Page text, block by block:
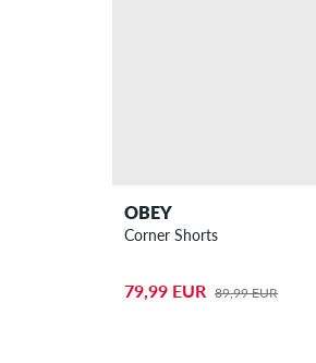
OBEY
Corner Shorts
79,99 EUR 89,99 EUR